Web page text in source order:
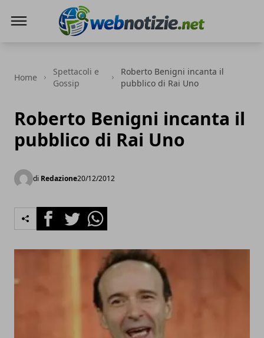
Home
Spettacoli e
Gossip
Roberto Benigni incanta il
pubblico di Rai Uno
Roberto Benigni incanta il
pubblico di Rai Uno
di Redazione20/12/2012
FacebookTwitterWhatsapp